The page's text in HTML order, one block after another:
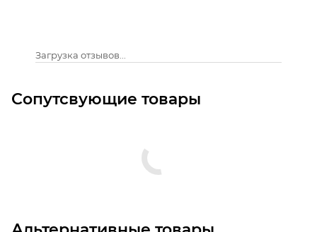
Загрузка отзывов...
Сопутсвующие товары